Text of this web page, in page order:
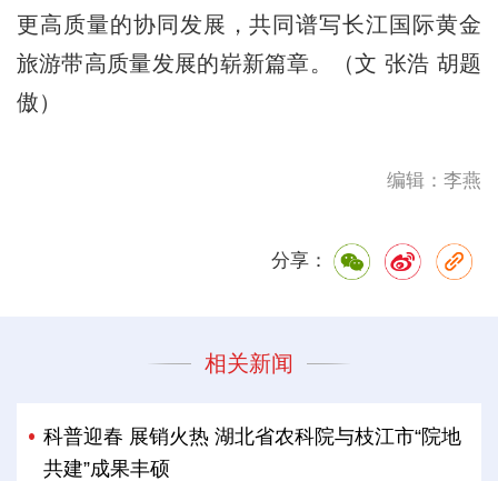
更高质量的协同发展，共同谱写长江国际黄金
旅游带高质量发展的崭新篇章。（文 张浩 胡题
傲）
编辑：李燕
分享：
相关新闻
科普迎春 展销火热 湖北省农科院与枝江市“院地
共建”成果丰硕